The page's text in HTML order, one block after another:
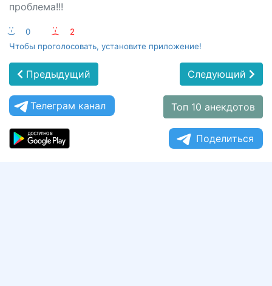
проблема!!!
:-) 0 :-(
2
Чтобы проголосовать, установите приложение!
Предыдущий Следующий
Телеграм канал Топ 10 анекдотов
Поделиться